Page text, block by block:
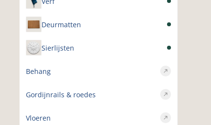
Deurmatten
Sierlijsten
Behang
Gordijnrails & roedes
Vloeren